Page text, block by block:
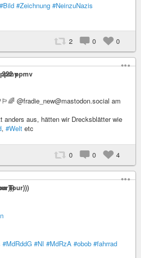
#Bild #Zeichnung #NeinzuNazis
2 0 0
ppmv
@fradie_new@mastodon.social am
anders aus, hätten wir Drecksblätter wie
, #Welt etc
0 0 4
Tour)))
#MdRddG #NI #MdRzA #obob #fahrrad